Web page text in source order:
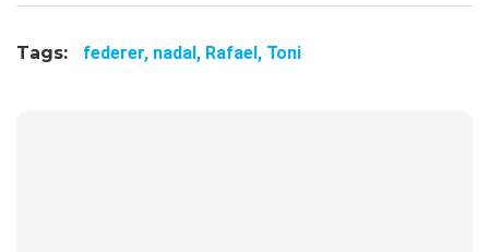
Tags: federer, nadal, Rafael, Toni